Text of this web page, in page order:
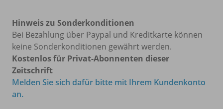
Hinweis zu Sonderkonditionen
Bei Bezahlung über Paypal und Kreditkarte können
keine Sonderkonditionen gewährt werden.
Kostenlos für Privat-Abonnenten dieser
Zeitschrift
Melden Sie sich dafür bitte mit Ihrem Kundenkonto
an.